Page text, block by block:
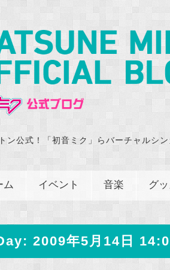
ン公式！「初音ミク」らバーチャルシ
ム イベント 音楽 グ
2009年5月14日